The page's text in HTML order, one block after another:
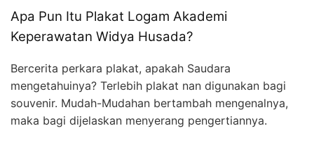
Apa Pun Itu Plakat Logam Akademi
Keperawatan Widya Husada?
Bercerita perkara plakat, apakah Saudara
mengetahuinya? Terlebih plakat nan digunakan bagi
souvenir. Mudah-Mudahan bertambah mengenalnya,
maka bagi dijelaskan menyerang pengertiannya.